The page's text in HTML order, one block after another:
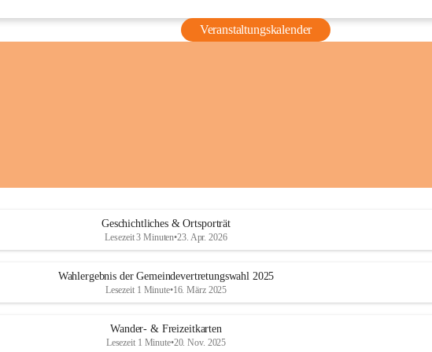
Veranstaltungskalender
Geschichtliches & Ortsporträt
Lesezeit 3 Minuten•23. Apr. 2026
Wahlergebnis der Gemeindevertretungswahl 2025
Lesezeit 1 Minute•16. März 2025
Wander- & Freizeitkarten
Lesezeit 1 Minute•20. Nov. 2025